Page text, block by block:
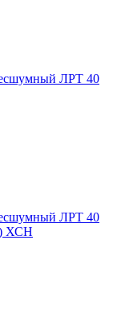
ЛРТ 40
ЛРТ 40
ХСН